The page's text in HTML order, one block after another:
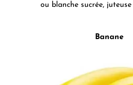
ou blanche sucrée,
Banane